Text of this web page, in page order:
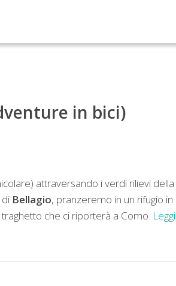
in bici)
attraversando i verdi rilievi della
Bellagio, pranzeremo in un rifugio in
che ci riporterà a Como. Leggi